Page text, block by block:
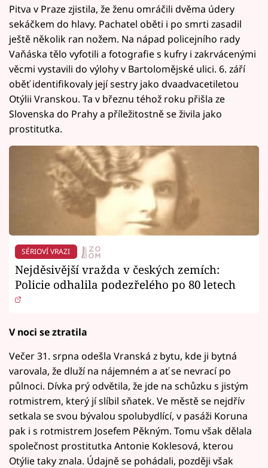
Pitva v Praze zjistila, že ženu omráčili dvěma údery
sekáčkem do hlavy. Pachatel oběti i po smrti zasadil
ještě několik ran nožem. Na nápad policejního rady
Vaňáska tělo vyfotili a fotografie s kufry i zakrvácenými
věcmi vystavili do výlohy v Bartolomějské ulici. 6. září
oběť identifikovaly její sestry jako dvaadvacetiletou
Otýlii Vranskou. Ta v březnu téhož roku přišla ze
Slovenska do Prahy a příležitostně se živila jako
prostitutka.
SÉRIOVÍ VRAZI
Nejděsivější vražda v českých zemích:
Policie odhalila podezřelého po 80 letech
V noci se ztratila
Večer 31. srpna odešla Vranská z bytu, kde ji bytná
varovala, že dluží na nájemném a ať se nevrací po
půlnoci. Dívka prý odvětila, že jde na schůzku s jistým
rotmistrem, který jí slíbil sňatek. Ve městě se nejdřív
setkala se svou bývalou spolubydlící, v pasáži Koruna
pak i s rotmistrem Josefem Pěkným. Tomu však dělala
společnost prostitutka Antonie Koklesová, kterou
Otýlie taky znala. Údajně se pohádali, později však